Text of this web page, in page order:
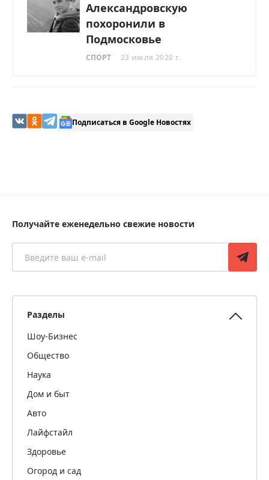
Александровскую
похоронили в
Подмосковье
СПОРТ 23 июля 2020 г.
Подписаться в Google Новостях
Получайте еженедельно свежие новости
Разделы
Шоу-Бизнес
Общество
Наука
Дом и быт
Авто
Лайфстайл
Здоровье
Огород и сад